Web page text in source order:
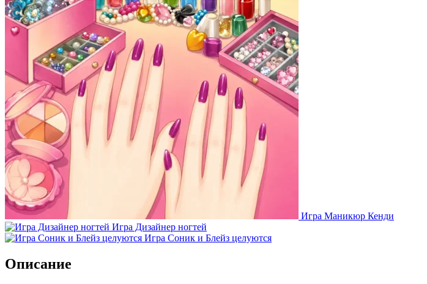
Игра Маникюр Кенди
Игра Дизайнер ногтей
Игра Соник и Блейз целуются
Описание